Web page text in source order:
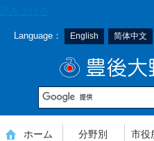
Language： English 简体中文
ホーム 分野別 市役